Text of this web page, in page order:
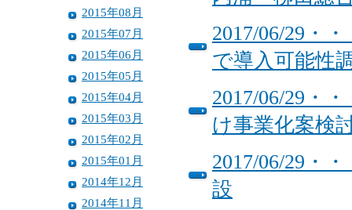
2015年08月
2015年07月
2015年06月
2015年05月
2015年04月
2015年03月
2015年02月
2015年01月
2014年12月
2014年11月
2017/06/29・
で導入可能性
2017/06/29・
け事業化案検
2017/06/29・
設